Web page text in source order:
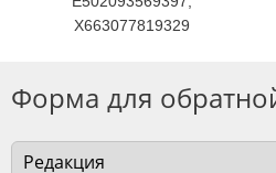
X663077819329
Форма для